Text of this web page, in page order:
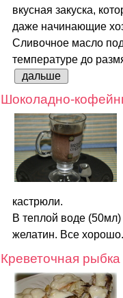
вкусная закуска,
даже начинающие
Сливочное масло
температуре до
дальше
Шоколадно-
кастрюли.
В теплой воде
желатин. Все
Креветочная